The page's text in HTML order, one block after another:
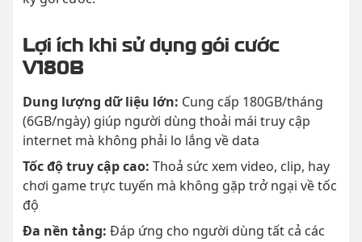
Lợi ích khi sử dụng gói cước
V180B
Dung lượng dữ liệu lớn: Cung cấp 180GB/tháng
(6GB/ngày) giúp người dùng thoải mái truy cập
internet mà không phải lo lắng về data
Tốc độ truy cập cao: Thoả sức xem video, clip, hay
chơi game trực tuyến mà không gặp trở ngại về tốc
độ
Đa nền tảng: Đáp ứng cho người dùng tất cả các